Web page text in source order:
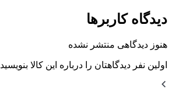
دیدگاه کاربرها
هنوز دیدگاهی منتشر نشده
اولین نفر دیدگاهتان را درباره این کالا بنویسید